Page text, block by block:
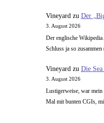
Vineyardzu Der
3. August 2026
Der englische
Schluss ja so
Vineyard zu Die
3. August 2026
Lustigerweise, war mein
Mal mit bunten CGIs,